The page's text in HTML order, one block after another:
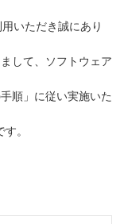
いただき誠にあり
して、ソフトウェア
順」に従い実施いた
。